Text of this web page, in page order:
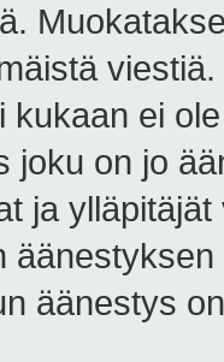
kukaan ei
joku on jo
ja
äänestys